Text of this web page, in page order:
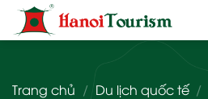
qua
nội
Trang chủ / Du lịch quốc tế /